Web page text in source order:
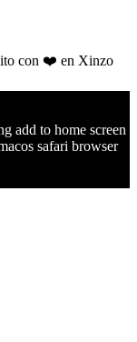
con ❤️ en Xinzo
add to home screen
safari browser